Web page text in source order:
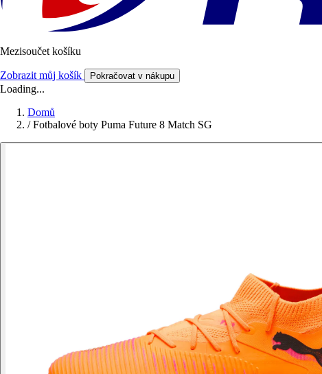
Mezisoučet košíku
Zobrazit můj košík Pokračovat v nákupu
Loading...
Domů
/ Fotbalové boty Puma Future 8 Match SG